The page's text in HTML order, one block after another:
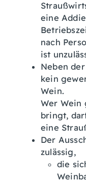
eine
nach
ist
Neben
kein
Wein.
Wer Wein
bringt,
eine
Der
zulässig,
die